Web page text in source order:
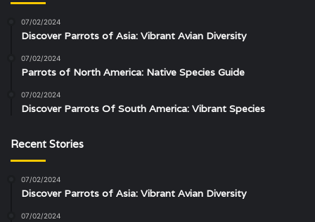
07/02/2024
Discover Parrots of Asia: Vibrant Avian Diversity
07/02/2024
Parrots of North America: Native Species Guide
07/02/2024
Discover Parrots Of South America: Vibrant Species
Recent Stories
07/02/2024
Discover Parrots of Asia: Vibrant Avian Diversity
07/02/2024